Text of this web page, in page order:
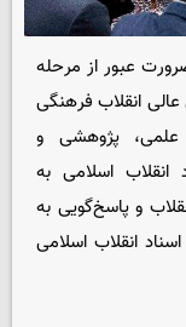
عبور از مرحله
انقلاب فرهنگی
علمی، پژوهشی و
اسلامی به
و پاسخ‌گویی به
انقلاب اسلامی